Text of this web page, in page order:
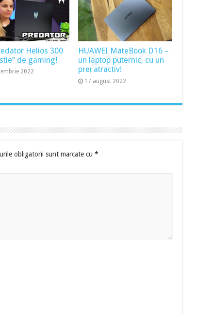
Helios 300
de gaming!
2022
HUAWEI MateBook D16 –
un laptop puternic, cu un
preț atractiv!
17 august 2022
obligatorii sunt marcate cu *